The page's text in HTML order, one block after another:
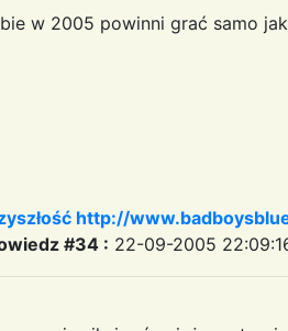
w 2005 powinni grać samo
http://
#34 : 22-09-2005